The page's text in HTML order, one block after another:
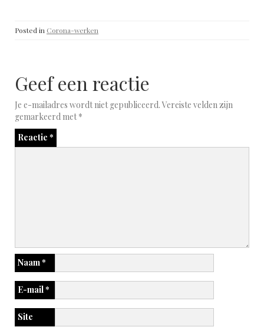
Posted in Corona-werken
Geef een reactie
Je e-mailadres wordt niet gepubliceerd. Vereiste velden zijn
gemarkeerd met*
Reactie *
Naam*
E-mail*
Site